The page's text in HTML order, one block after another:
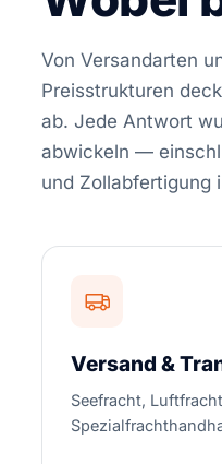
Von Versandarten
Preisstrukturen
ab. Jede Antwort
abwickeln —
und Zollabfertigung
Versand &
Seefracht,